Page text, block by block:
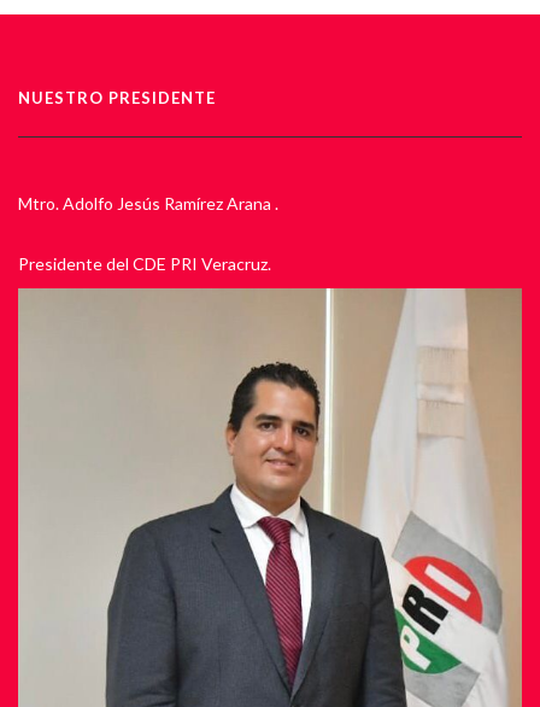
NUESTRO PRESIDENTE
Mtro. Adolfo Jesús Ramírez Arana .
Presidente del CDE PRI Veracruz.